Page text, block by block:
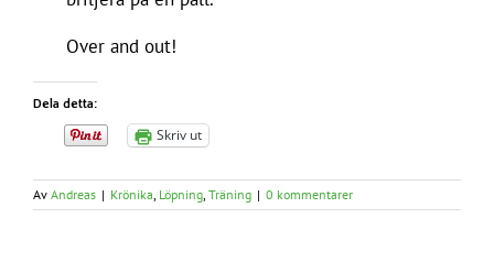
Over and out!
Dela detta:
Skriv ut
Av Andreas | Krönika Löpning Träning | 0 kommentarer